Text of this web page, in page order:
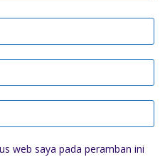
web saya pada peramban ini